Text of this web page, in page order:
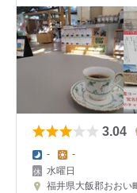
3.04
- -
水曜日
福井県大飯郡おおい